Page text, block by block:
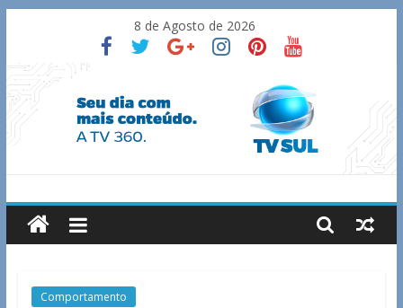
content
8 de Agosto de 2026
TV
Sul
Notícias
Comportamento